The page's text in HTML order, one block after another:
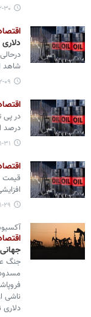
دلاری
شاهد
درصد
قیمت
افزایشی
ناشی